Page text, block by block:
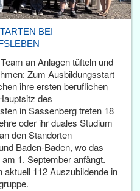
BEI
an Anlagen tüfteln und
Zum Ausbildungsstart
ihre ersten beruflichen
des
in Sassenberg treten 18
oder ihr duales Studium
den Standorten
Baden-Baden, wo das
1. September anfängt.
aktuell 112 Auszubildende in